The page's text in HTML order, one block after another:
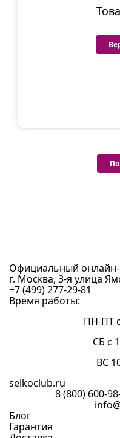
Официальный онлайн-
г. Москва, 3-я улица
+7 (499) 277-29-81
Время работы:
ПН-ПТ
СБ с
ВС
seikoclub.ru
8 (800) 600-
Блог
Гарантия